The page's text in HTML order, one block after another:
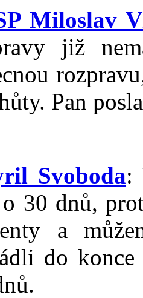
Miloslav
již
Pan
Svoboda:
30 dnů,
a
do